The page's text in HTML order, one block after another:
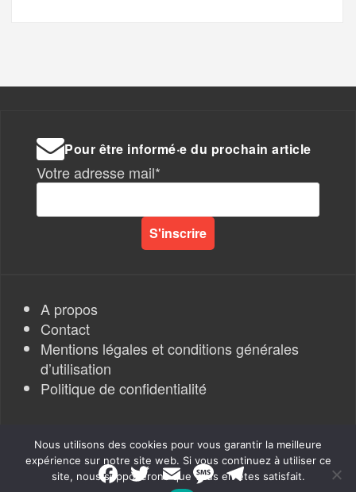
Pour être informé·e du prochain article
Votre adresse mail*
A propos
Contact
Mentions légales et conditions générales
d’utilisation
Politique de confidentialité
F
a
T
w
E
m
M
e
T
e
Nous utilisons des cookies pour vous garantir la meilleure
expérience sur notre site web. Si vous continuez à utiliser ce
site, nous supposerons que vous en êtes satisfait.